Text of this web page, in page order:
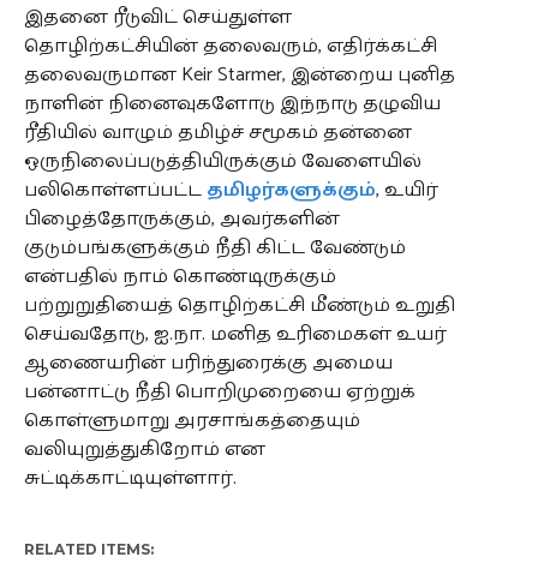
இதனை ரீடுவிட் செய்துள்ள
தொழிற்கட்சியின் தலைவரும், எதிர்க்கட்சி
தலைவருமான Keir Starmer, இன்றைய புனித
நாளின் நினைவுகளோடு இந்நாடு தழுவிய
ரீதியில் வாழும் தமிழ்ச் சமூகம் தன்னை
ஒருநிலைப்படுத்தியிருக்கும் வேளையில்
பலிகொள்ளப்பட்டதமிழர்களுக்கும், உயிர்
பிழைத்தோருக்கும், அவர்களின்
குடும்பங்களுக்கும் நீதி கிட்ட வேண்டும்
என்பதில் நாம் கொண்டிருக்கும்
பற்றுறுதியைத் தொழிற்கட்சி மீண்டும் உறுதி
செய்வதோடு, ஐ.நா. மனித உரிமைகள் உயர்
ஆணையரின் பரிந்துரைக்கு அமைய
பன்னாட்டு நீதி பொறிமுறையை ஏற்றுக்
கொள்ளுமாறு அரசாங்கத்தையும்
வலியுறுத்துகிறோம் என
சுட்டிக்காட்டியுள்ளார்.
RELATED ITEMS: